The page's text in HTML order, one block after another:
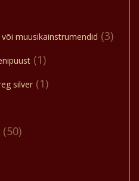
muusikainstrumendid (3)
(1)
silver (1)
(50)